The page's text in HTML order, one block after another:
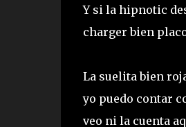
Y si la hipnotic
charger bien
La suelita bien
yo puedo contar
veo ni la cuenta